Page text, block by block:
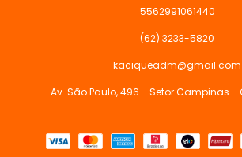
5562991061440
(62) 3233-5820
kaciqueadm@gmail.com
Av. São Paulo, 496 - Setor Campinas -